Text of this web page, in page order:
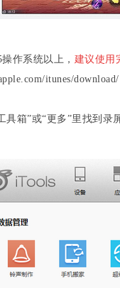
作系统以上， 建议使用
itunes/
具箱”或“更多”里找到